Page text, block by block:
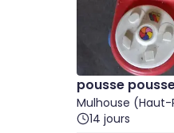
pousse
Mulhouse (Haut-
14 jours